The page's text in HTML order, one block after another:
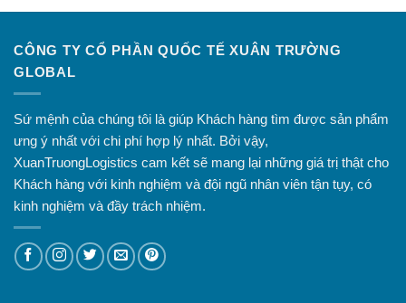
CÔNG TY CỔ PHẦN QUỐC TẾ XUÂN TRƯỜNG
GLOBAL
Sứ mệnh của chúng tôi là giúp Khách hàng tìm được sản phẩm
ưng ý nhất với chi phí hợp lý nhất. Bởi vậy,
XuanTruongLogistics cam kết sẽ mang lại những giá trị thật cho
Khách hàng với kinh nghiệm và đội ngũ nhân viên tận tụy, có
kinh nghiệm và đầy trách nhiệm.